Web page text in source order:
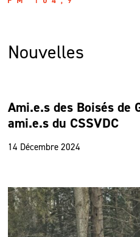
Nouvelles
Ami.e.s des Boisés de
ami.e.s du CSSVDC
14 Décembre 2024